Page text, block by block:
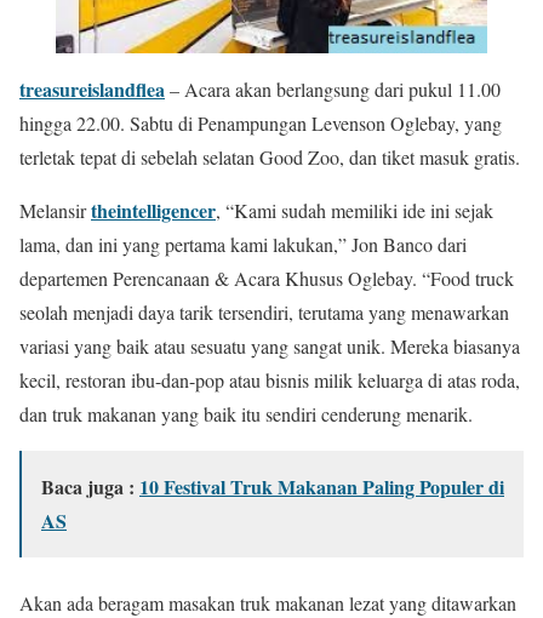
treasureislandflea– Acara akan berlangsung dari pukul 11.00
hingga 22.00. Sabtu di Penampungan Levenson Oglebay, yang
terletak tepat di sebelah selatan Good Zoo, dan tiket masuk gratis.
Melansirtheintelligencer, “Kami sudah memiliki ide ini sejak
lama, dan ini yang pertama kami lakukan,” Jon Banco dari
departemen Perencanaan & Acara Khusus Oglebay. “Food truck
seolah menjadi daya tarik tersendiri, terutama yang menawarkan
variasi yang baik atau sesuatu yang sangat unik. Mereka biasanya
kecil, restoran ibu-dan-pop atau bisnis milik keluarga di atas roda,
dan truk makanan yang baik itu sendiri cenderung menarik.
Baca juga : 10 Festival Truk Makanan Paling Populer di
AS
Akan ada beragam masakan truk makanan lezat yang ditawarkan